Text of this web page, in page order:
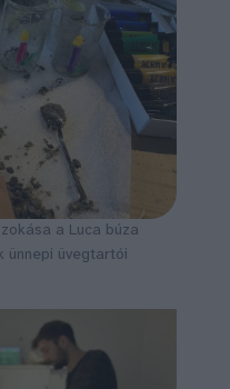
a Luca búza
ünnepi üvegtartói